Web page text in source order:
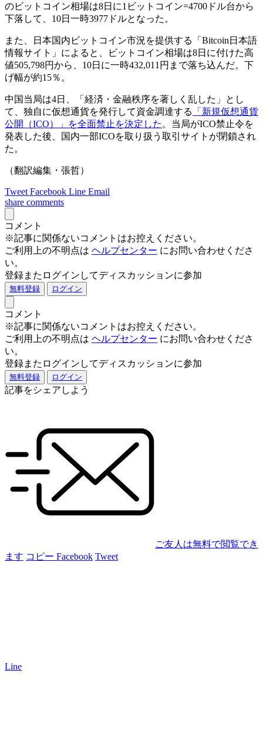
のビットコイン相場は8日に1ビットコイン=4700ドル台から
下落して、10日一時3977ドルとなった。
また、日本国内ビットコイン市況を提供する「Bitcoin日本語
情報サイト」によると、ビットコイン相場は8日に付けた高
値505,798円から、10日に一時432,011円まで落ち込んだ。下
げ幅が約15％。
中国当局は4日、「経済・金融秩序を著しく乱した」とし
て、独自に仮想通貨を発行して資金調達する
「新規仮想通貨
公開（ICO）」を全面禁止を決定した 。当局がICO禁止令を
発表した後、国内一部ICOを取り扱う取引サイトが閉鎖され
た。
（翻訳編集・張哲）
Tweet Facebook Line Email
share comments
コメント
※記事に関係ないコメントはお控えください。
ご利用上の不明点は ヘルプセンター にお問い合わせくださ
い。
登録またログインしてディスカッションに参加
無料登録 ログイン
コメント
※記事に関係ないコメントはお控えください。
ご利用上の不明点は ヘルプセンター にお問い合わせくださ
い。
登録またログインしてディスカッションに参加
無料登録 ログイン
記事をシェアしよう
ご友人は無料で閲覧でき
ます コピー Facebook Tweet
Line